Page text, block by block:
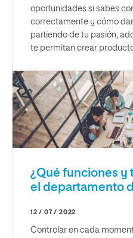
oportunidades si sabes
correctamente y cómo
partiendo de tu pasión,
te permitan crear
¿Qué funciones y
el departamento
12 / 07 / 2022
Controlar en cada